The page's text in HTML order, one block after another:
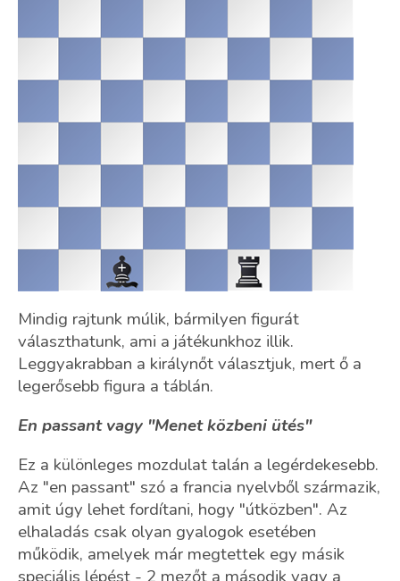
Mindig rajtunk múlik, bármilyen figurát
választhatunk, ami a játékunkhoz illik.
Leggyakrabban a királynőt választjuk, mert ő a
legerősebb figura a táblán.
En passant vagy "Menet közbeni ütés"
Ez a különleges mozdulat talán a legérdekesebb.
Az "en passant" szó a francia nyelvből származik,
amit úgy lehet fordítani, hogy "útközben". Az
elhaladás csak olyan gyalogok esetében
működik, amelyek már megtettek egy másik